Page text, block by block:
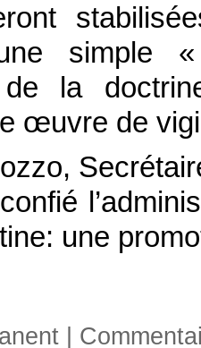
simple
de la
œuvre de
une